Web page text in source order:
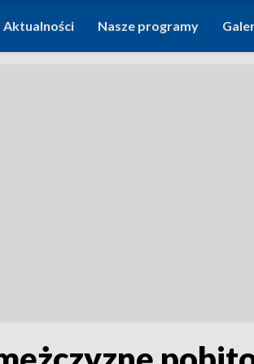
Aktualności Nasze programy